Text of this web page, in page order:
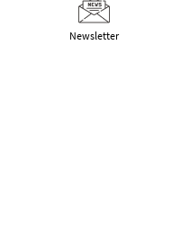
Landesfachstelle Demenz
Newsletter